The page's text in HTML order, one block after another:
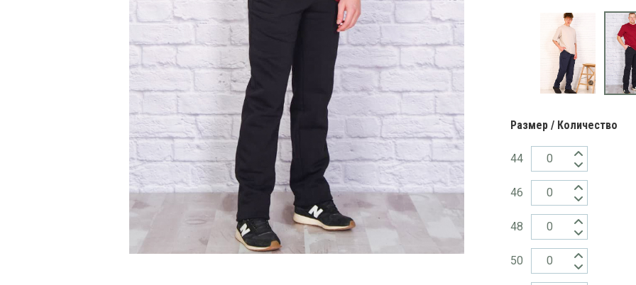
Размер / Количество
44
46
48
50